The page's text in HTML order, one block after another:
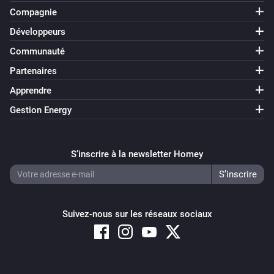
Compagnie
Développeurs
Communauté
Partenaires
Apprendre
Gestion Energy
S’inscrire à la newsletter Homey
Suivez-nous sur les réseaux sociaux